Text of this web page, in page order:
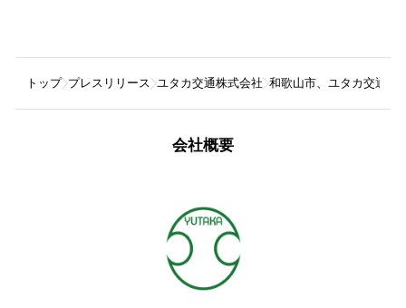
トップ プレスリリース ユタカ交通株式会社 和歌山市、ユタカ交通、
会社概要